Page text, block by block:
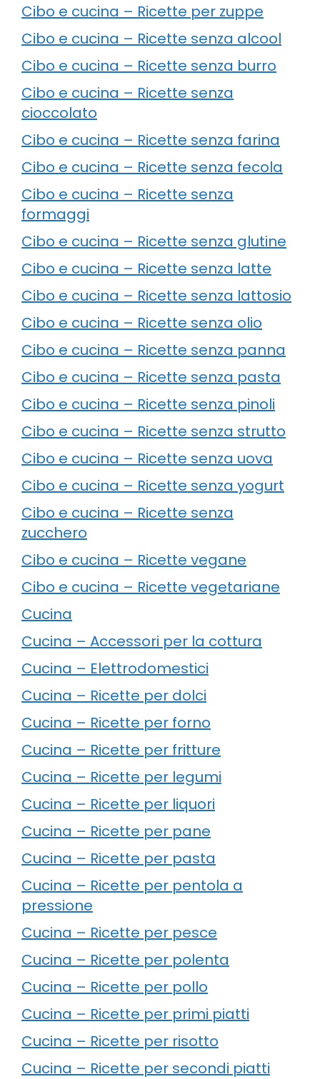
Cibo e cucina – Ricette per zuppe
Cibo e cucina – Ricette senza alcool
Cibo e cucina – Ricette senza burro
Cibo e cucina – Ricette senza
cioccolato
Cibo e cucina – Ricette senza farina
Cibo e cucina – Ricette senza fecola
Cibo e cucina – Ricette senza
formaggi
Cibo e cucina – Ricette senza glutine
Cibo e cucina – Ricette senza latte
Cibo e cucina – Ricette senza lattosio
Cibo e cucina – Ricette senza olio
Cibo e cucina – Ricette senza panna
Cibo e cucina – Ricette senza pasta
Cibo e cucina – Ricette senza pinoli
Cibo e cucina – Ricette senza strutto
Cibo e cucina – Ricette senza uova
Cibo e cucina – Ricette senza yogurt
Cibo e cucina – Ricette senza
zucchero
Cibo e cucina – Ricette vegane
Cibo e cucina – Ricette vegetariane
Cucina
Cucina – Accessori per la cottura
Cucina – Elettrodomestici
Cucina – Ricette per dolci
Cucina – Ricette per forno
Cucina – Ricette per fritture
Cucina – Ricette per legumi
Cucina – Ricette per liquori
Cucina – Ricette per pane
Cucina – Ricette per pasta
Cucina – Ricette per pentola a
pressione
Cucina – Ricette per pesce
Cucina – Ricette per polenta
Cucina – Ricette per pollo
Cucina – Ricette per primi piatti
Cucina – Ricette per risotto
Cucina – Ricette per secondi piatti